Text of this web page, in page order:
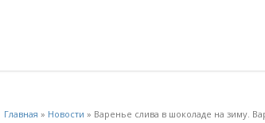
Главная » Новости » Варенье слива в шоколаде на зиму.